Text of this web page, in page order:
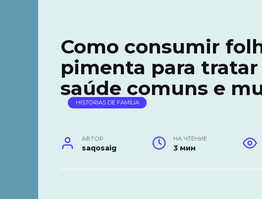
Como consumir
pimenta para
saúde comuns e
HISTÓRIAS DE FAMÍLIA
АВТОР
saqosaig
НА ЧТЕНИЕ
3 мин